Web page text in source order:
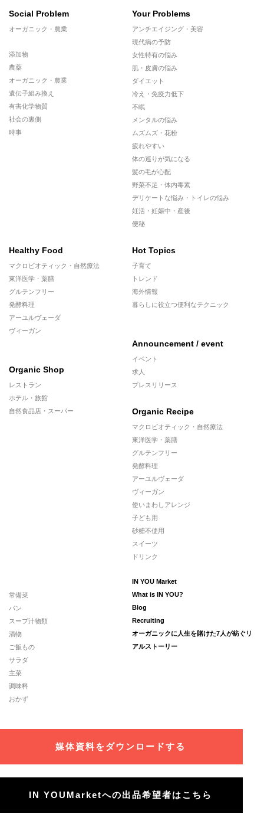
Social Problem
オーガニック・農業
添加物
農薬
オーガニック・農業
遺伝子組み換え
有害化学物質
社会の裏側
時事
Your Problems
アンチエイジング・美容
現代病の予防
女性特有の悩み
肌・皮膚の悩み
ダイエット
冷え・免疫力低下
不眠
メンタルの悩み
ムズムズ・花粉
疲れやすい
体の巡りが気になる
髪の毛が心配
野菜不足・体内毒素
デリケートな悩み・トイレの悩み
妊活・妊娠中・産後
便秘
Healthy Food
マクロビオティック・自然療法
東洋医学・薬膳
グルテンフリー
発酵料理
アーユルヴェーダ
ヴィーガン
Organic Shop
レストラン
ホテル・旅館
自然食品店・スーパー
Hot Topics
子育て
トレンド
海外情報
暮らしに役立つ便利なテクニック
Announcement / event
イベント
求人
プレスリリース
Organic Recipe
マクロビオティック・自然療法
東洋医学・薬膳
グルテンフリー
発酵料理
アーユルヴェーダ
ヴィーガン
使いまわしアレンジ
子ども用
砂糖不使用
スイーツ
ドリンク
常備菜
パン
スープ汁物類
漬物
ご飯もの
サラダ
主菜
調味料
おかず
IN YOU Market
What is IN YOU?
Blog
Recruiting
オーガニックに人生を賭けた7人が紡ぐリ
アルストーリー
媒体資料をダウンロードする
IN YOUMarketへの出品希望者はこちら